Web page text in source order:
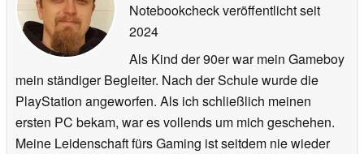
Notebookcheck veröffentlichtseit
2024
Als Kind der 90er war mein Gameboy
mein ständiger Begleiter. Nach der Schule wurde die
PlayStation angeworfen. Als ich schließlich meinen
ersten PC bekam, war es vollends um mich geschehen.
Meine Leidenschaft fürs Gaming ist seitdem nie wieder